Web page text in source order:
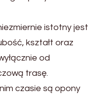
istotny jest
kształt oraz
od
trasę.
czasie są opony